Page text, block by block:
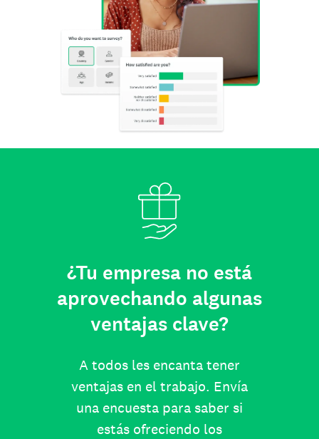
¿Tu empresa no está
aprovechando algunas
ventajas clave?
A todos les encanta tener
ventajas en el trabajo. Envía
una encuesta para saber si
estás ofreciendo los